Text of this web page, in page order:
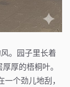
。园子里长着
厚的梧桐叶。
个劲儿地刮，